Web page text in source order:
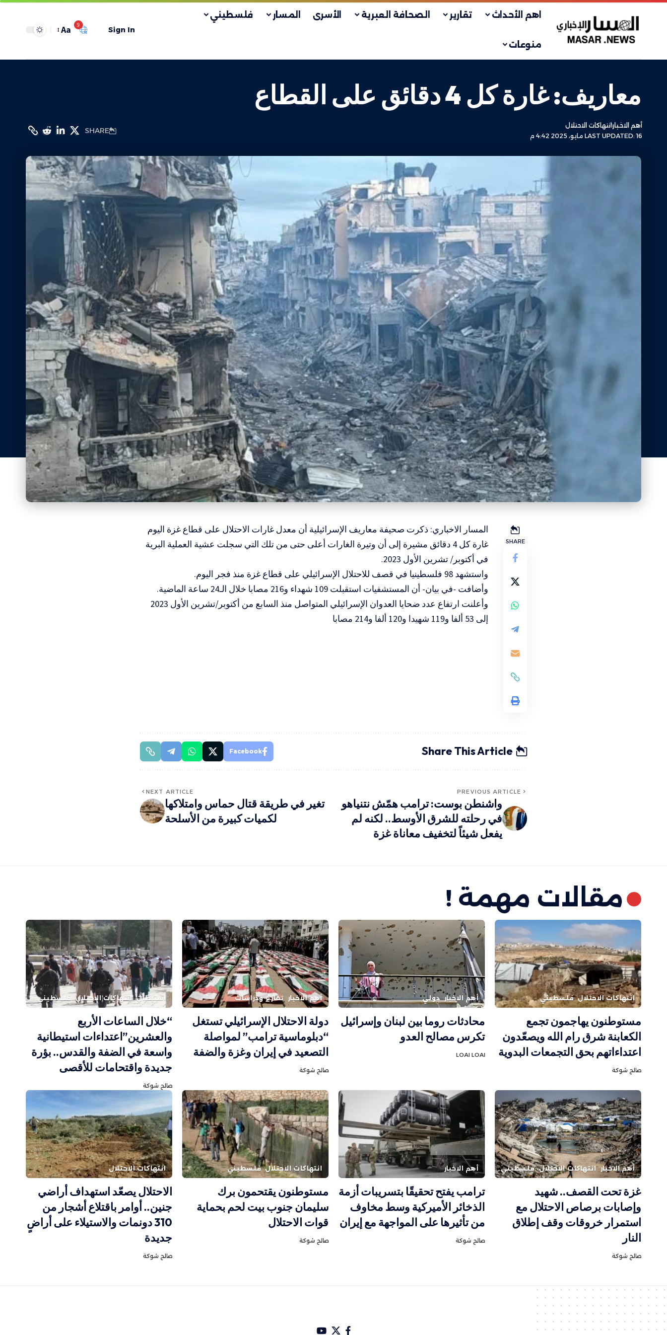
اهم الأحداث تقارير الصحافة العبرية الأسرى المسار فلسطيني
منوعات
Sign In
9
Aa
معاريف: غارة كل 4 دقائق على القطاع
LAST UPDATED: 16 مايو، 2025 4:42 م
أهم الاخبارانتهاكات الاحتلال
SHARE
SHARE
المسار الاخباري: ذكرت صحيفة معاريف الإسرائيلية أن معدل غارات الاحتلال على قطاع غزة اليوم
غارة كل 4 دقائق مشيرة إلى أن وتيرة الغارات أعلى حتى من تلك التي سجلت عشية العملية البرية
في أكتوبر/ تشرين الأول 2023.
واستشهد 98 فلسطينيا في قصف للاحتلال الإسرائيلي على قطاع غزة منذ فجر اليوم.
وأضافت -في بيان- أن المستشفيات استقبلت 109 شهداء و216 مصابا خلال الـ24 ساعة الماضية.
وأعلنت ارتفاع عدد ضحايا العدوان الإسرائيلي المتواصل منذ السابع من أكتوبر/تشرين الأول 2023
إلى 53 ألفا و119 شهيدا و120 ألفا و214 مصابا
Share This Article
Facebook
PREVIOUS ARTICLE
واشنطن بوست: ترامب همّش نتنياهو
في رحلته للشرق الأوسط.. لكنه لم
يفعل شيئاً لتخفيف معاناة غزة
NEXT ARTICLE
تغير في طريقة قتال حماس وامتلاكها
لكميات كبيرة من الأسلحة
مقالات مهمة !
انتهاكات الاحتلال فلسطيني
مستوطنون يهاجمون تجمع
الكعابنة شرق رام الله ويصعّدون
اعتداءاتهم بحق التجمعات البدوية
صالح شوكة
أهم الاخبار دولي
محادثات روما بين لبنان وإسرائيل
تكرس مصالح العدو
LOAI LOAI
أهم الاخبار تقارير ودراسات
دولة الاحتلال الإسرائيلي تستغل
“دبلوماسية ترامب” لمواصلة
التصعيد في إيران وغزة والضفة
صالح شوكة
استيطان انتهاكات الاحتلال فلسطيني
“خلال الساعات الأربع
والعشرين”اعتداءات استيطانية
واسعة في الضفة والقدس.. بؤرة
جديدة واقتحامات للأقصى
صالح شوكة
أهم الاخبار انتهاكات الاحتلال فلسطيني
غزة تحت القصف.. شهيد
وإصابات برصاص الاحتلال مع
استمرار خروقات وقف إطلاق
النار
صالح شوكة
أهم الاخبار
ترامب يفتح تحقيقًا بتسريبات أزمة
الذخائر الأميركية وسط مخاوف
من تأثيرها على المواجهة مع إيران
صالح شوكة
انتهاكات الاحتلال فلسطيني
مستوطنون يقتحمون برك
سليمان جنوب بيت لحم بحماية
قوات الاحتلال
صالح شوكة
انتهاكات الاحتلال
الاحتلال يصعّد استهداف أراضي
جنين.. أوامر باقتلاع أشجار من
310 دونمات والاستيلاء على أراضٍ
جديدة
صالح شوكة